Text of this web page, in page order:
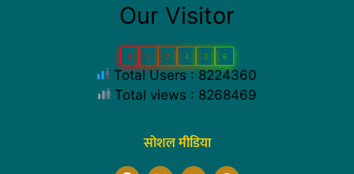
Our Visitor
8 2 2 4 3 6
Total Users : 8224360
Total views : 8268469
सोशल मीडिया